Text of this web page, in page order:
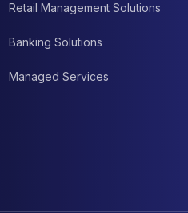
Retail Management Solutions
Banking Solutions
Managed Services